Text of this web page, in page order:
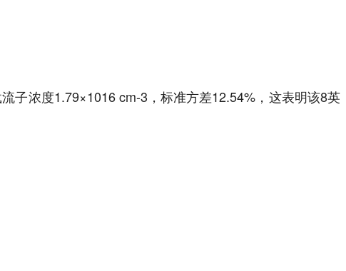
子浓度1.79×1016 cm-3，标准方差12.54%，这表明该8英